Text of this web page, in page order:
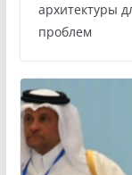
архитектуры
проблем